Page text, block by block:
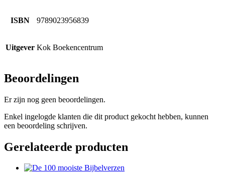
ISBN 9789023956839
Uitgever Kok Boekencentrum
Beoordelingen
Er zijn nog geen beoordelingen.
Enkel ingelogde klanten die dit product gekocht hebben, kunnen
een beoordeling schrijven.
Gerelateerde producten